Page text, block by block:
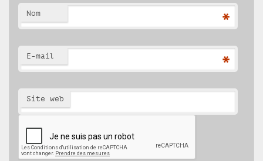
Nom *
E-mail *
Site web